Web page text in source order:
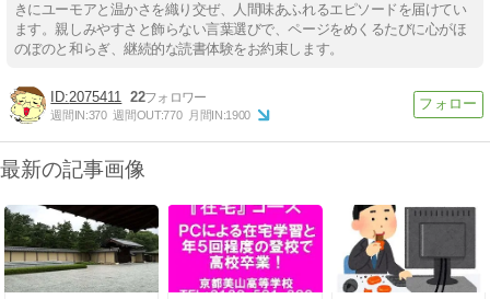
きにユーモアと温かさを織り交ぜ、人間味あふれるエピソードを届けてい
ます。親しみやすさと飾らない言葉選びで、ページをめくるたびに心がほ
のぼのと和らぎ、継続的な読書体験をお約束します。
2075411 22
週間IN:370 週間OUT:770 月間IN:1900
最新の記事画像